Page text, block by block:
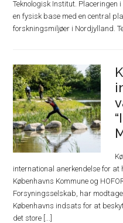
Teknologisk Institut.
en fysisk base med en central
forskningsmiljøer i Nordjylland.
international anerkendelse for
Københavns Kommune og
Forsyningsselskab, har
Københavns indsats for at
det store [...]